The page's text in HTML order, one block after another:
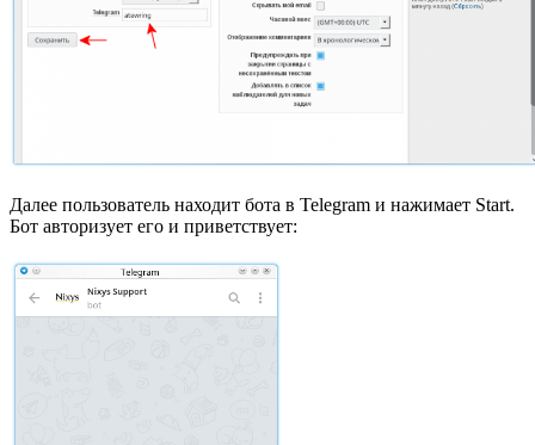
Далее пользователь находит бота в Telegram и нажимает Start.
Бот авторизует его и приветствует: